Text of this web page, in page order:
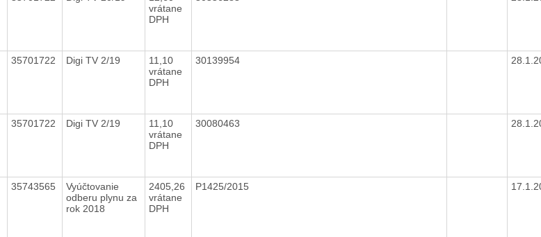
vrátane
DPH
35701722 Digi TV 2/19
11,10
vrátane
DPH
30139954
35701722 Digi TV 2/19
11,10
vrátane
DPH
30080463
35743565
Vyúčtovanie
odberu plynu za
rok 2018
2405,26
vrátane
DPH
P1425/2015